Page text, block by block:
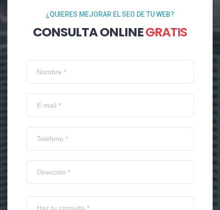
¿QUIERES MEJORAR EL SEO DE TU WEB?
CONSULTA ONLINEGRATIS